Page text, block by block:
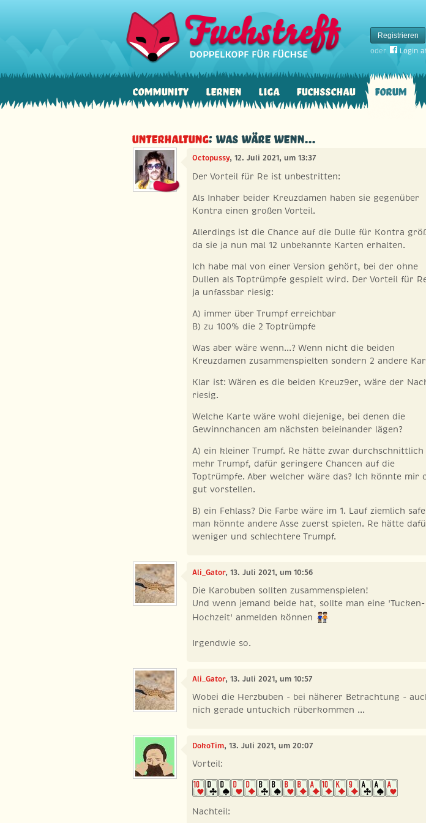
Registrieren
oder
Login
Community Lernen Liga Fuchsschau Forum
Unterhaltung: Was wäre wenn...
Octopussy, 12. Juli 2021, um 13:37
Der Vorteil für Re ist unbestritten:
Als Inhaber beider Kreuzdamen haben sie gegenüber
Kontra einen großen Vorteil.
Allerdings ist die Chance auf die Dulle für Kontra
da sie ja nun mal 12 unbekannte Karten erhalten.
Ich habe mal von einer Version gehört, bei der ohne
Dullen als Toptrümpfe gespielt wird. Der Vorteil für
ja unfassbar riesig:
A) immer über Trumpf erreichbar
B) zu 100% die 2 Toptrümpfe
Was aber wäre wenn...? Wenn nicht die beiden
Kreuzdamen zusammenspielten sondern 2 andere
Klar ist: Wären es die beiden Kreuz9er, wäre der
riesig.
Welche Karte wäre wohl diejenige, bei denen die
Gewinnchancen am nächsten beieinander lägen?
A) ein kleiner Trumpf. Re hätte zwar durchschnittlich
mehr Trumpf, dafür geringere Chancen auf die
Toptrümpfe. Aber welcher wäre das? Ich könnte mir
gut vorstellen.
B) ein Fehlass? Die Farbe wäre im 1. Lauf ziemlich safe
man könnte andere Asse zuerst spielen. Re hätte
weniger und schlechtere Trumpf.
Ali_Gator, 13. Juli 2021, um 10:56
Die Karobuben sollten zusammenspielen!
Und wenn jemand beide hat, sollte man eine 'Tucken-
Hochzeit' anmelden können
Irgendwie so.
Ali_Gator, 13. Juli 2021, um 10:57
Wobei die Herzbuben - bei näherer Betrachtung -
nich gerade untuckich rüberkommen ...
DokoTim, 13. Juli 2021, um 20:07
Vorteil:
Nachteil: